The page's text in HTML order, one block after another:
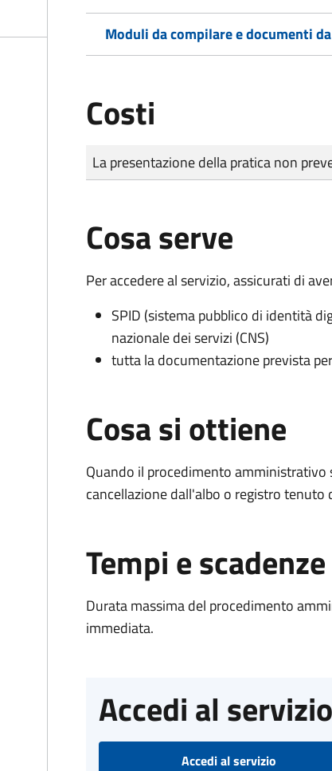
Moduli da compilare e documenti
Costi
Tipo di pagamento
Importo
La presentazione della pratica non
Cosa serve
Per accedere al servizio, assicurati di
SPID (sistema pubblico di identità
nazionale dei servizi (CNS)
tutta la documentazione prevista
Cosa si ottiene
Quando il procedimento
cancellazione dall'albo o registro tenuto
Tempi e scadenze
Durata massima del procedimento
immediata.
Accedi al servizio
Accedi al servizio